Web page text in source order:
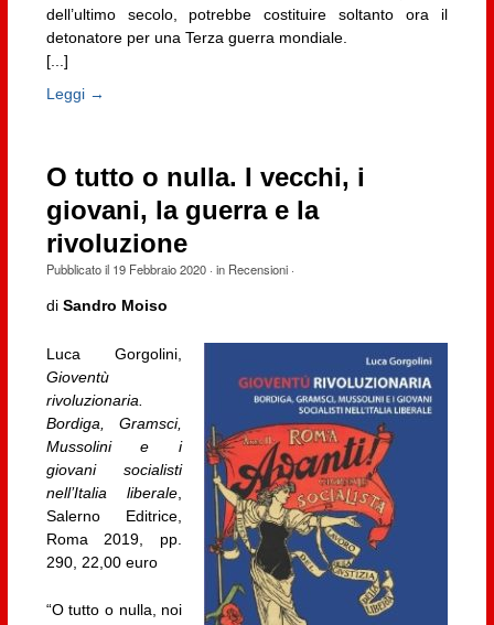
dell’ultimo secolo, potrebbe costituire soltanto ora il
detonatore per una Terza guerra mondiale.
[...]
Leggi →
O tutto o nulla. I vecchi, i
giovani, la guerra e la
rivoluzione
Pubblicato il 19 Febbraio 2020· in Recensioni·
di Sandro Moiso
Luca Gorgolini,
Gioventù
rivoluzionaria.
Bordiga, Gramsci,
Mussolini e i
giovani socialisti
nell’Italia liberale
Salerno Editrice,
Roma 2019, pp.
290, 22,00 euro
“O tutto o nulla, noi